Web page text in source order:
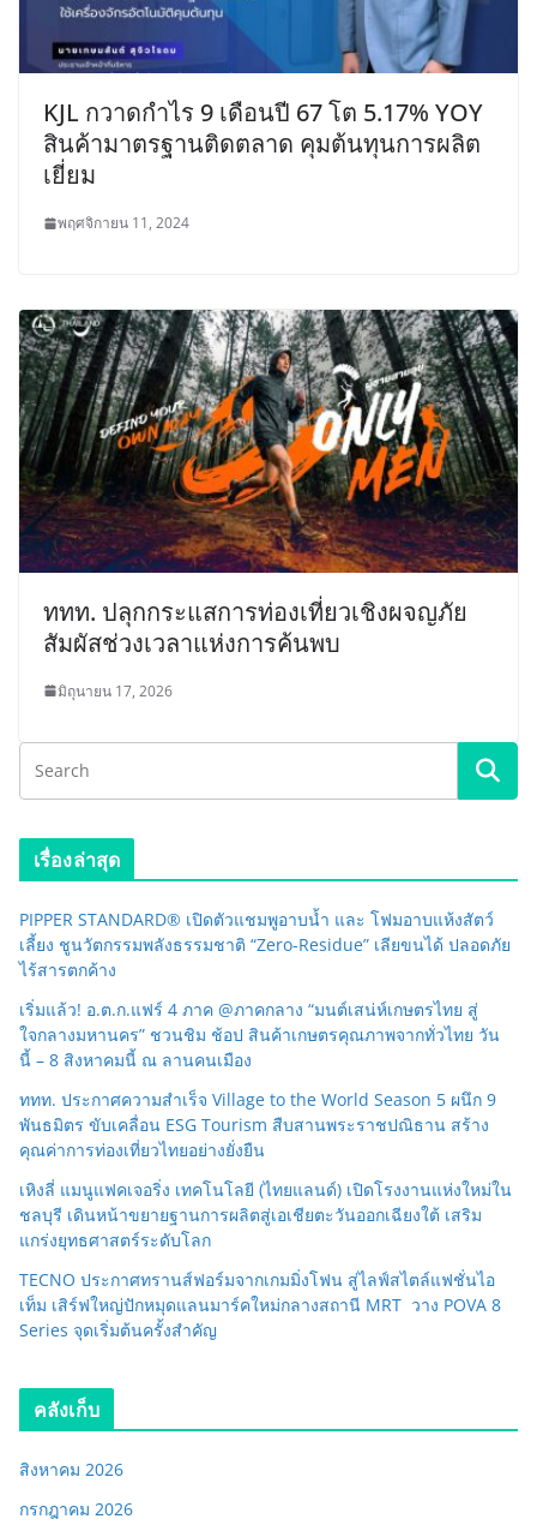
KJL กวาดกำไร 9 เดือนปี 67 โต 5.17% YOY
สินค้ามาตรฐานติดตลาด คุมต้นทุนการผลิต
เยี่ยม
พฤศจิกายน 11, 2024
ททท. ปลุกกระแสการท่องเที่ยวเชิงผจญภัย
สัมผัสช่วงเวลาแห่งการค้นพบ
มิถุนายน 17, 2026
เรื่องล่าสุด
PIPPER STANDARD® เปิดตัวแชมพูอาบน้ำ และ โฟมอาบแห้งสัตว์
เลี้ยง ชูนวัตกรรมพลังธรรมชาติ “Zero-Residue” เลียขนได้ ปลอดภัย
ไร้สารตกค้าง
เริ่มแล้ว! อ.ต.ก.แฟร์ 4 ภาค @ภาคกลาง “มนต์เสน่ห์เกษตรไทย สู่
ใจกลางมหานคร” ชวนชิม ช้อป สินค้าเกษตรคุณภาพจากทั่วไทย วัน
นี้ – 8 สิงหาคมนี้ ณ ลานคนเมือง
ททท. ประกาศความสำเร็จ Village to the World Season 5 ผนึก 9
พันธมิตร ขับเคลื่อน ESG Tourism สืบสานพระราชปณิธาน สร้าง
คุณค่าการท่องเที่ยวไทยอย่างยั่งยืน
เหิงลี่ แมนูแฟคเจอริ่ง เทคโนโลยี (ไทยแลนด์) เปิดโรงงานแห่งใหม่ใน
ชลบุรี เดินหน้าขยายฐานการผลิตสู่เอเชียตะวันออกเฉียงใต้ เสริม
แกร่งยุทธศาสตร์ระดับโลก
TECNO ประกาศทรานส์ฟอร์มจากเกมมิ่งโฟน สู่ไลฟ์สไตล์แฟชั่นไอ
เท็ม เสิร์ฟใหญ่ปักหมุดแลนมาร์คใหม่กลางสถานี MRT วาง POVA 8
Series จุดเริ่มต้นครั้งสำคัญ
คลังเก็บ
สิงหาคม 2026
กรกฎาคม 2026